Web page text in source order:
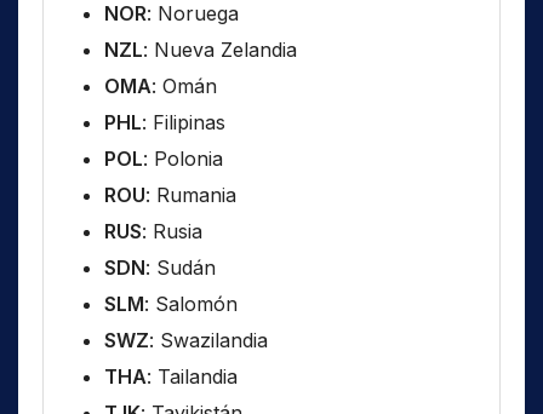
NOR: Noruega
NZL: Nueva Zelandia
OMA: Omán
PHL: Filipinas
POL: Polonia
ROU: Rumania
RUS: Rusia
SDN: Sudán
SLM: Salomón
SWZ: Swazilandia
THA: Tailandia